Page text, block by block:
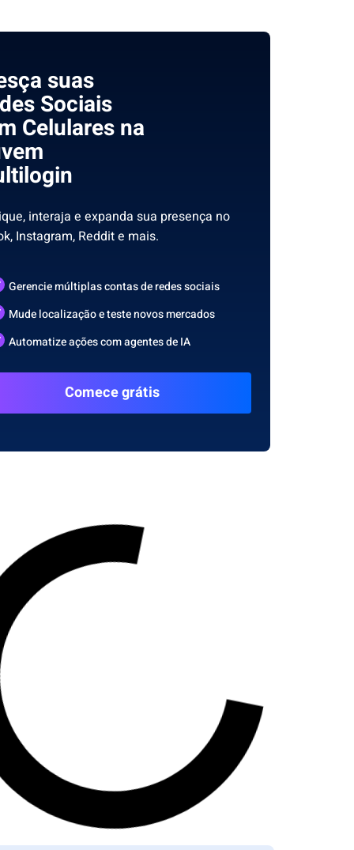
suas
Sociais
Celulares na
interaja e expanda sua presença no
Instagram, Reddit e mais.
Gerencie múltiplas contas de redes sociais
Mude localização e teste novos mercados
Automatize ações com agentes de IA
Comece grátis